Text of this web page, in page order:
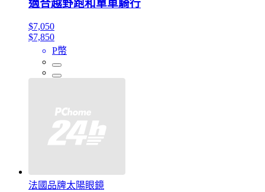
適合越野跑和單車騎行
$7,050
$7,850
P幣
法國品牌太陽眼鏡